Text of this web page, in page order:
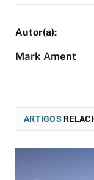
Mark Ament
ARTIGOS